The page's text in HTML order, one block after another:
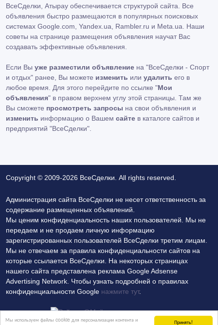
Принять!
Мы используем файлы cookie для персонализации контента и
ВсеСделки, Атырау обеспечивается структурой сайта. Все
объявления быстро размещаются в популярных поисковых
системах Google.com, Yandex.ua, Rambler.ru и Meta.ua. Наши
советы на странице размещения объявления научат Вас
создавать эффективные объявления.
Если Вы уже разместили объявление на "ВсеСделки - Спорт
и отдых" ранее, Вы можете изменить или удалить его в
любое время. Для этого перейдите по ссылке "Мои
объявления" в правом верхнем углу этой страницы. Там же
Вы сможете просмотреть запросы на свои объявления и
изменить информацию о Вашем сайте в каталоге сайтов и
предприятий "ВсеСделки".
Copyright © 2009-2026 ВсеСделки. All rights reserved.
Администрация сайта ВсеСделки не несет ответственность за
содержание размещенных объявлений.
Мы ценим конфиденциальность наших пользователей. Мы не
передаем и не продаем личную информацию
зарегистрированных пользователей ВсеСделки третим лицам.
Мы не отвечаем за правила конфиденциальности сайтов на
которые ссылается ВсеСделки. На некоторых страницах
нашего сайта представлена реклама Google Adsense
Advertising Network. Чтобы узнать подробней о правилах
конфиденциальности Google нажмите тут.